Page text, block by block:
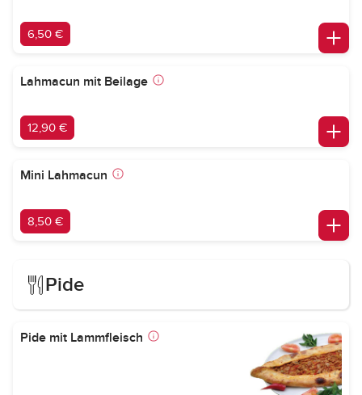
6,50 €
Lahmacun mit Beilage
12,90 €
Mini Lahmacun
8,50 €
Pide
Pide mit Lammfleisch